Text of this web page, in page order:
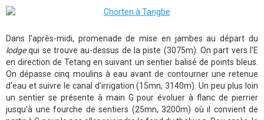
Dans l'après-midi, promenade de mise en jambes au départ du
lodgequi se trouve au-dessus de la piste (3075m). On part vers l'E
en direction de Tetang en suivant un sentier balisé de points bleus.
On dépasse cinq moulins à eau avant de contourner une retenue
d'eau et suivre le canal d'irrigation (15mn, 3140m). Un peu plus loin
un sentier se présente à main G pour évoluer à flanc de pierrier
jusqu'à une fourche de sentiers (25mn, 3200m) où il convient de